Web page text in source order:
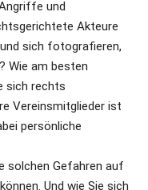
und
Akteure
sich fotografieren,
Wie am besten
sich rechts
Vereinsmitglieder ist
persönliche
solchen Gefahren auf
Und wie Sie sich